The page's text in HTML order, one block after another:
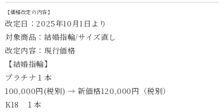
【価格改定の内容】
改定日：2025年10月1日より
対象商品：結婚指輪/サイズ直し
改定内容：現行価格
【結婚指輪】
プラチナ１本
100,000円(税別) → 新価格120,000円（税別）
K18 １本